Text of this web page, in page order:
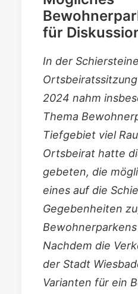
für
In der
2024 nahm
Thema
Tiefgebiet viel
Ortsbeirat hatte
gebeten, die
eines auf die
Gegebenheiten
Nachdem die
der Stadt
Varianten für ein